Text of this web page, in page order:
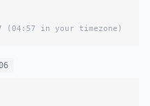
(04:57 in your timezone)